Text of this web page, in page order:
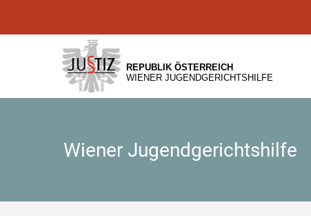
[1]
[2]
[3]
REPUBLIK ÖSTERREICH
WIENER JUGENDGERICHTSHILFE
Wiener Jugendgerichtshilfe